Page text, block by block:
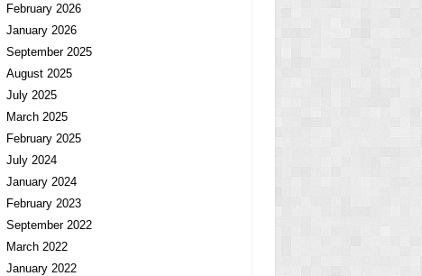
February 2026
January 2026
September 2025
August 2025
July 2025
March 2025
February 2025
July 2024
January 2024
February 2023
September 2022
March 2022
January 2022